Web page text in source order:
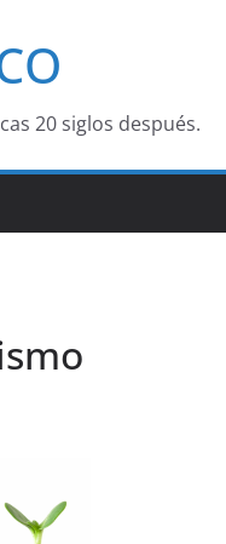
20 siglos después.